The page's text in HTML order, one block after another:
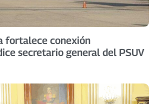
fortalece conexión
secretario general del PSUV